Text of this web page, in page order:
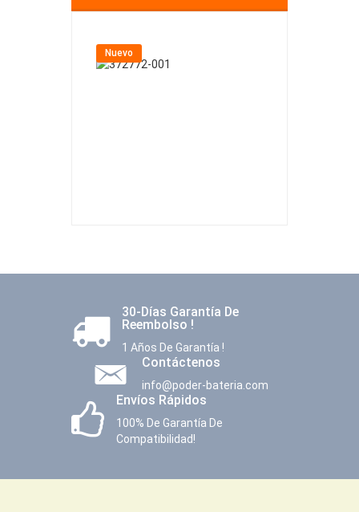
Nuevo
30-Días Garantía De
Reembolso !
1 Años De Garantía !
Contáctenos
info@poder-bateria.com
Envíos Rápidos
100% De Garantía De
Compatibilidad!